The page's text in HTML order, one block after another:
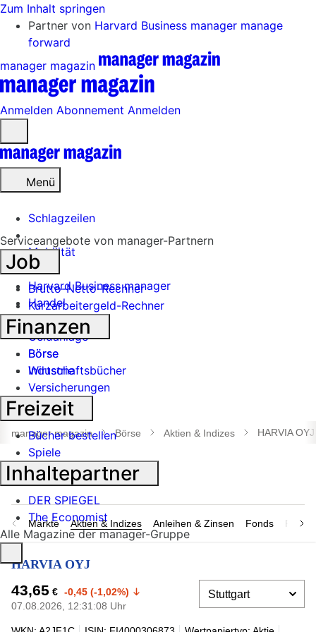
Zum Inhalt springen
Partner von Harvard Business manager manage
forward
manager magazin
Anmelden Abonnement Anmelden
öffnen
Menü
Schlagzeilen
Mobilität
Tech
Harvard Business manager
Handel
Banken
Geldanlage
Börse
Industrie
Suche
öffnen
manager magazin Börse Aktien & Indizes HARVIA OYJ
Märkte Aktien & Indizes Anleihen & Zinsen Fonds
HARVIA OYJ
43,65 € -0,45 (-1,02%)
07.08.2026, 12:31:08 Uhr
Serviceangebote von manager-Partnern
Job
Brutto-Netto-Rechner
Kurzarbeitergeld-Rechner
Finanzen
Börse
Wirtschaftsbücher
Versicherungen
Freizeit
Bücher bestellen
Spiele
Inhaltepartner
DER SPIEGEL
The Economist
Alle Magazine der manager-Gruppe